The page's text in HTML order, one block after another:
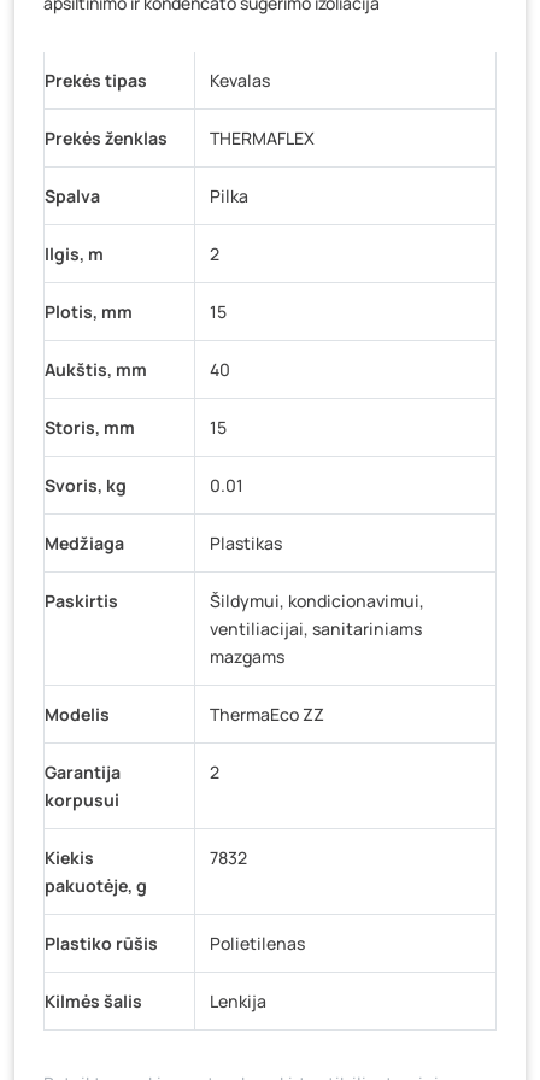
K. Donelaičio g. 17, Rokiškis
Šaltupės g. 64, Zarasai- 240 vienetų
Prekės tipas Kevalas
Prekės ženklas THERMAFLEX
Spalva Pilka
Ilgis, m 2
Plotis, mm 15
Aukštis, mm 40
Storis, mm 15
Svoris, kg 0.01
Medžiaga Plastikas
Paskirtis
Šildymui, kondicionavimui,
ventiliacijai, sanitariniams
mazgams
Modelis ThermaEco ZZ
Garantija
korpusui
2
Kiekis
pakuotėje, g
7832
Plastiko rūšis Polietilenas
Kilmės šalis Lenkija